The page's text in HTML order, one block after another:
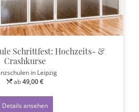
Schrittfest: Hochzeits- &
Crashkurse
in Leipzig
ab49,00 €
Details ansehen